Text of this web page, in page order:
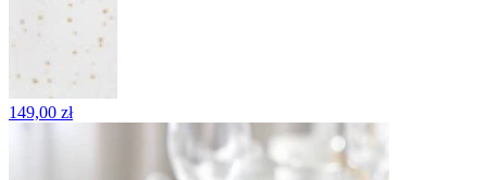
149,00 zł